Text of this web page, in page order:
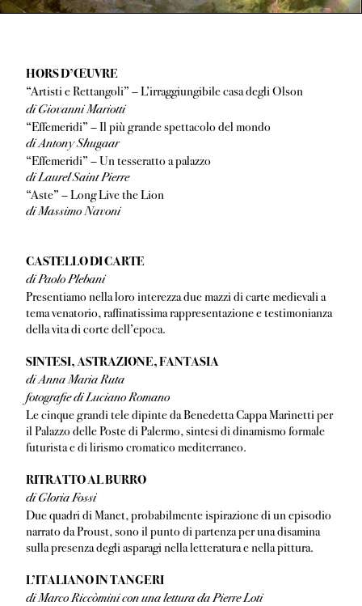
HORS D’ŒUVRE
“Artisti e Rettangoli” – L’irraggiungibile casa degli Olson
di Giovanni Mariotti
“Effemeridi” – Il più grande spettacolo del mondo
di Antony Shugaar
“Effemeridi” – Un tesseratto a palazzo
di Laurel Saint Pierre
“Aste” – Long Live the Lion
di Massimo Navoni
CASTELLO DI CARTE
di Paolo Plebani
Presentiamo nella loro interezza due mazzi di carte medievali a
tema venatorio, raffinatissima rappresentazione e testimonianza
della vita di corte dell’epoca.
SINTESI, ASTRAZIONE, FANTASIA
di Anna Maria Ruta
fotografie di Luciano Romano
Le cinque grandi tele dipinte da Benedetta Cappa Marinetti per
il Palazzo delle Poste di Palermo, sintesi di dinamismo formale
futurista e di lirismo cromatico mediterraneo.
RITRATTO AL BURRO
di Gloria Fossi
Due quadri di Manet, probabilmente ispirazione di un episodio
narrato da Proust, sono il punto di partenza per una disamina
sulla presenza degli asparagi nella letteratura e nella pittura.
L’ITALIANO IN TANGERI
di Marco Riccòmini con una lettura da Pierre Loti